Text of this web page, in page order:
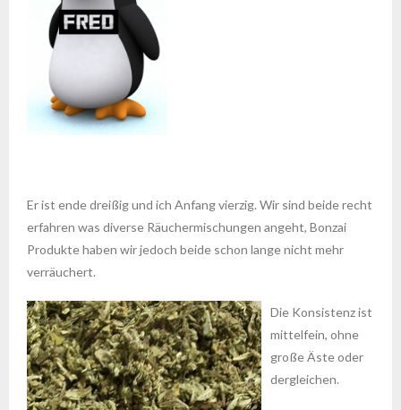
Er ist ende dreißig und ich Anfang vierzig. Wir sind beide recht
erfahren was diverse Räuchermischungen angeht, Bonzai
Produkte haben wir jedoch beide schon lange nicht mehr
verräuchert.
Die Konsistenz ist
mittelfein, ohne
große Äste oder
dergleichen.